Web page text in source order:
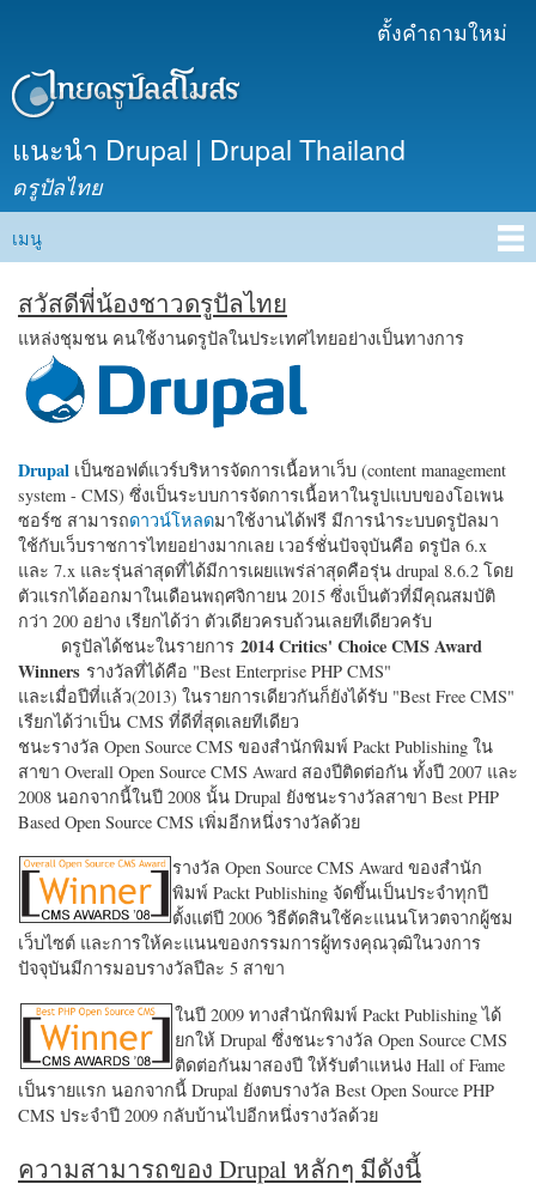
เนื้อหา
ตั้งคำถามใหม่
แนะนำ Drupal | Drupal Thailand
ดรูปัลไทย
Main menu
เมนู
สวัสดีพี่น้องชาวดรูปัลไทย
แหล่งชุมชน คนใช้งานดรูปัลในประเทศไทยอย่างเป็นทางการ
Drupal เป็นซอฟต์แวร์บริหารจัดการเนื้อหาเว็บ (content management
system - CMS) ซึ่งเป็นระบบการจัดการเนื้อหาในรูปแบบของโอเพน
ซอร์ซ สามารถดาวน์โหลดมาใช้งานได้ฟรี มีการนำระบบดรูปัลมา
ใช้กับเว็บราชการไทยอย่างมากเลย เวอร์ชั่นปัจจุบันคือ ดรูปัล 6.x
และ 7.x และรุ่นล่าสุดที่ได้มีการเผยแพร่ล่าสุดคือรุ่น drupal 8.6.2 โดย
ตัวแรกได้ออกมาในเดือนพฤศจิกายน 2015 ซึ่งเป็นตัวที่มีคุณสมบัติ
กว่า 200 อย่าง เรียกได้ว่า ตัวเดียวครบถ้วนเลยทีเดียวครับ
ดรูปัลได้ชนะในรายการ 2014 Critics' Choice CMS Award
Winners รางวัลที่ได้คือ "Best Enterprise PHP CMS"
และเมื่อปีที่แล้ว(2013) ในรายการเดียวกันก็ยังได้รับ "Best Free CMS"
เรียกได้ว่าเป็น CMS ที่ดีที่สุดเลยทีเดียว
ชนะรางวัล Open Source CMS ของสำนักพิมพ์ Packt Publishing ใน
สาขา Overall Open Source CMS Award สองปีติดต่อกัน ทั้งปี 2007 และ
2008 นอกจากนี้ในปี 2008 นั้น Drupal ยังชนะรางวัลสาขา Best PHP
Based Open Source CMS เพิ่มอีกหนึ่งรางวัลด้วย
รางวัล Open Source CMS Award ของสำนัก
พิมพ์ Packt Publishing จัดขึ้นเป็นประจำทุกปี
ตั้งแต่ปี 2006 วิธีตัดสินใช้คะแนนโหวตจากผู้ชม
เว็บไซต์ และการให้คะแนนของกรรมการผู้ทรงคุณวุฒิในวงการ
ปัจจุบันมีการมอบรางวัลปีละ 5 สาขา
ในปี 2009 ทางสำนักพิมพ์ Packt Publishing ได้
ยกให้ Drupal ซึ่งชนะรางวัล Open Source CMS
ติดต่อกันมาสองปี ให้รับตำแหน่ง Hall of Fame
เป็นรายแรก นอกจากนี้ Drupal ยังตบรางวัล Best Open Source PHP
CMS ประจำปี 2009 กลับบ้านไปอีกหนึ่งรางวัลด้วย
ความสามารถของ Drupal หลักๆ มีดังนี้